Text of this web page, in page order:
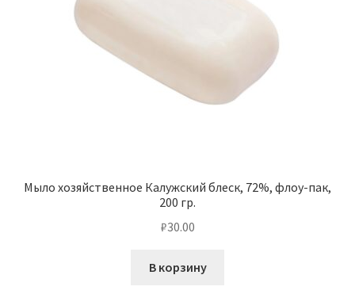
Мыло хозяйственное Калужский блеск, 72%, флоу-пак,
200 гр.
₽30.00
В корзину